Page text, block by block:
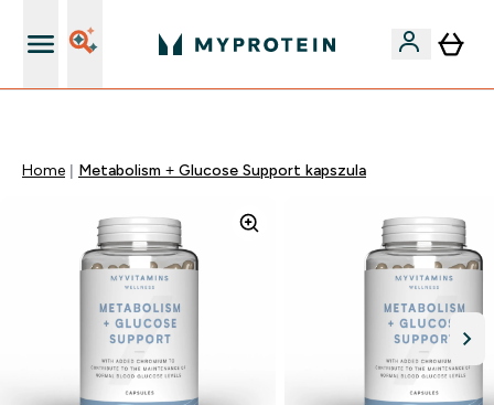
Home Metabolism + Glucose Support kapszula